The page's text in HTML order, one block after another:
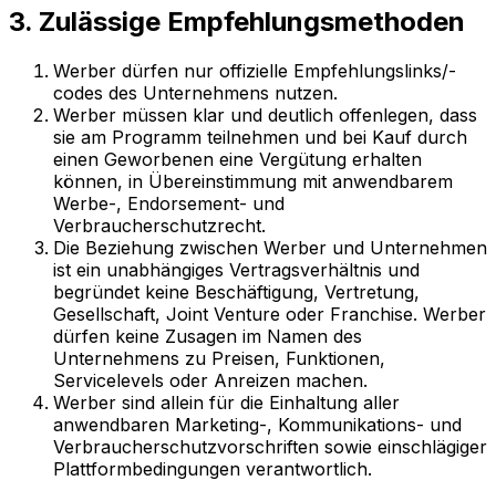
3. Zulässige Empfehlungsmethoden
Werber dürfen nur offizielle Empfehlungslinks/-
codes des Unternehmens nutzen.
Werber müssen klar und deutlich offenlegen, dass
sie am Programm teilnehmen und bei Kauf durch
einen Geworbenen eine Vergütung erhalten
können, in Übereinstimmung mit anwendbarem
Werbe-, Endorsement- und
Verbraucherschutzrecht.
Die Beziehung zwischen Werber und Unternehmen
ist ein unabhängiges Vertragsverhältnis und
begründet keine Beschäftigung, Vertretung,
Gesellschaft, Joint Venture oder Franchise. Werber
dürfen keine Zusagen im Namen des
Unternehmens zu Preisen, Funktionen,
Servicelevels oder Anreizen machen.
Werber sind allein für die Einhaltung aller
anwendbaren Marketing-, Kommunikations- und
Verbraucherschutzvorschriften sowie einschlägiger
Plattformbedingungen verantwortlich.